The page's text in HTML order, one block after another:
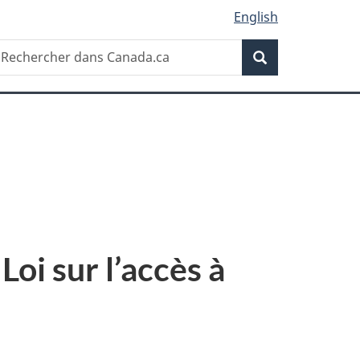
English
Recherche
sur l’accès à